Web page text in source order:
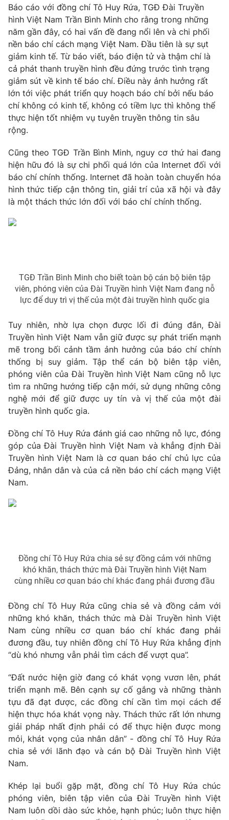
Chất lượng cuộc sống
Học trực tuyến
Công nghệ
Hitech Công nghệ tương lai
Sản phẩm
Thị trường
Tư vấn
Giao lưu trực tuyến
Lịch phát sóng
Chuyên mục khác
Emagazine Podcast
Photo Infographic
Video Shorts video
VTV Money VTV Thể thao
VTV4 Vươn mình bằng AI
VTV9 VTV8
Liên hệ tòa soạn English
THỜI BÁO VTV
Theo dõi báo trên
Cơ quan chủ quản:Đài Truyền hình Việt Nam
Cơ quan báo chí:
Giấy phép hoạt động báo in và báo điện tử số 483/GP-BTTTT
cấp ngày 29/12/2023
Tổng đài VTV: 024.38 355 931 - 024.38 355 932
Ðiện thoại Thời báo VTV: 024.66 897 897
Liên hệ quảng cáo:024-7300.7108
® Cấm sao chép dưới mọi hình thức nếu không có sự chấp
thuận bằng văn bản. Ghi rõ nguồn VTV.vn khi phát hành lại
Báo cáo với đồng chí Tô Huy Rứa, TGĐ Đài Truyền
hình Việt Nam Trần Bình Minh cho rằng trong những
năm gần đây, có hai vấn đề đang nổi lên và chi phối
nền báo chí cách mạng Việt Nam. Đầu tiên là sự sụt
giảm kinh tế. Từ báo viết, báo điện tử và thậm chí là
cả phát thanh truyền hình đều đứng trước tình trạng
giảm sút về kinh tế báo chí. Điều này ảnh hưởng rất
lớn tới việc phát triển quy hoạch báo chí bởi nếu báo
chí không có kinh tế, không có tiềm lực thì không thể
thực hiện tốt nhiệm vụ tuyên truyền thông tin sâu
rộng.
Cũng theo TGĐ Trần Bình Minh, nguy cơ thứ hai đang
hiện hữu đó là sự chi phối quá lớn của Internet đối với
báo chí chính thống. Internet đã hoàn toàn chuyển hóa
hình thức tiếp cận thông tin, giải trí của xã hội và đây
là một thách thức lớn đối với báo chí chính thống.
TGĐ Trần Bình Minh cho biết toàn bộ cán bộ biên tập
viên, phóng viên của Đài Truyền hình Việt Nam đang nỗ
lực để duy trì vị thế của một đài truyền hình quốc gia
Tuy nhiên, nhờ lựa chọn được lối đi đúng đắn, Đài
Truyền hình Việt Nam vẫn giữ được sự phát triển mạnh
mẽ trong bối cảnh tầm ảnh hưởng của báo chí chính
thống bị suy giảm. Tập thể cán bộ biên tập viên,
phóng viên của Đài Truyền hình Việt Nam cũng nỗ lực
tìm ra những hướng tiếp cận mới, sử dụng những công
nghệ mới để giữ được uy tín và vị thế của một đài
truyền hình quốc gia.
Đồng chí Tô Huy Rứa đánh giá cao những nỗ lực, đóng
góp của Đài Truyền hình Việt Nam và khẳng định Đài
Truyền hình Việt Nam là cơ quan báo chí chủ lực của
Đảng, nhân dân và của cả nền báo chí cách mạng Việt
Nam.
Đồng chí Tô Huy Rứa chia sẻ sự đồng cảm với những
khó khăn, thách thức mà Đài Truyền hình Việt Nam
cùng nhiều cơ quan báo chí khác đang phải đương đầu
Đồng chí Tô Huy Rứa cũng chia sẻ và đồng cảm với
những khó khăn, thách thức mà Đài Truyền hình Việt
Nam cùng nhiều cơ quan báo chí khác đang phải
đương đầu, tuy nhiên đồng chí Tô Huy Rứa khẳng định
“dù khó nhưng vẫn phải tìm cách để vượt qua”.
“Đất nước hiện giờ đang có khát vọng vươn lên, phát
triển mạnh mẽ. Bên cạnh sự cố gắng và những thành
tựu đã đạt được, các đồng chí cần tìm mọi cách để
hiện thực hóa khát vọng này. Thách thức rất lớn nhưng
giải pháp nhất định phải có để thực hiện được mong
mỏi, khát vọng của nhân dân” - đồng chí Tô Huy Rứa
chia sẻ với lãnh đạo và cán bộ Đài Truyền hình Việt
Nam.
Khép lại buổi gặp mặt, đồng chí Tô Huy Rứa chúc
phóng viên, biên tập viên của Đài Truyền hình Việt
Nam luôn dồi dào sức khỏe, hạnh phúc; luôn thực hiện